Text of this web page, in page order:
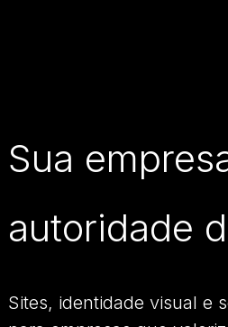
Sua
autoridade
Sites, identidade visual e